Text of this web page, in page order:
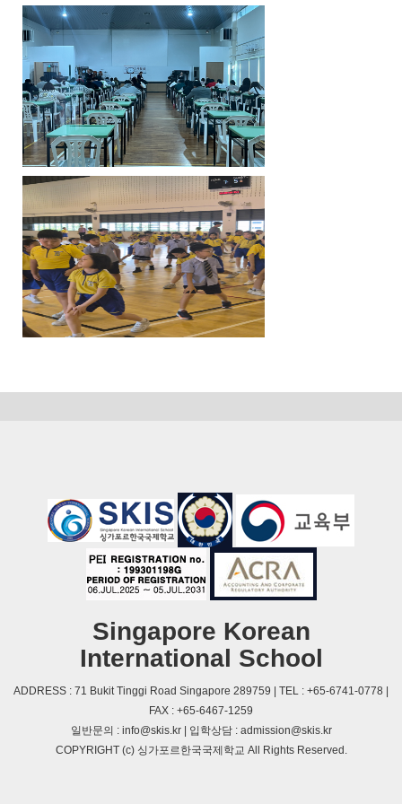
Singapore Korean
International School
ADDRESS : 71 Bukit Tinggi Road Singapore 289759 | TEL : +65-6741-0778 |
FAX : +65-6467-1259
일반문의 : info@skis.kr | 입학상담 : admission@skis.kr
COPYRIGHT (c) 싱가포르한국국제학교 All Rights Reserved.